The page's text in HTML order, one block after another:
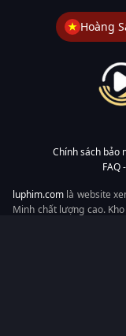
Hoàng
Chính sách bảo
FAQ
luphim.com là website
Minh chất lượng cao.